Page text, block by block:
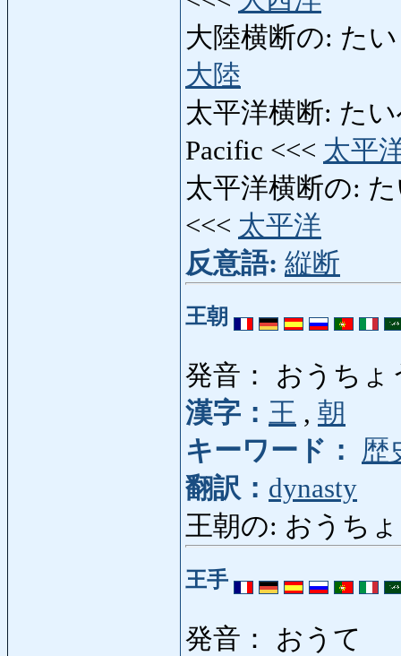
大陸横断の: た
大陸
太平洋横断: た
Pacific <<< 太平
太平洋横断の:
<<< 太平洋
反意語: 縦断
王朝
発音： おうちょ
漢字： 王 , 朝
キーワード：
歴
翻訳： dynasty
王朝の: おうち
王手
発音： おうて